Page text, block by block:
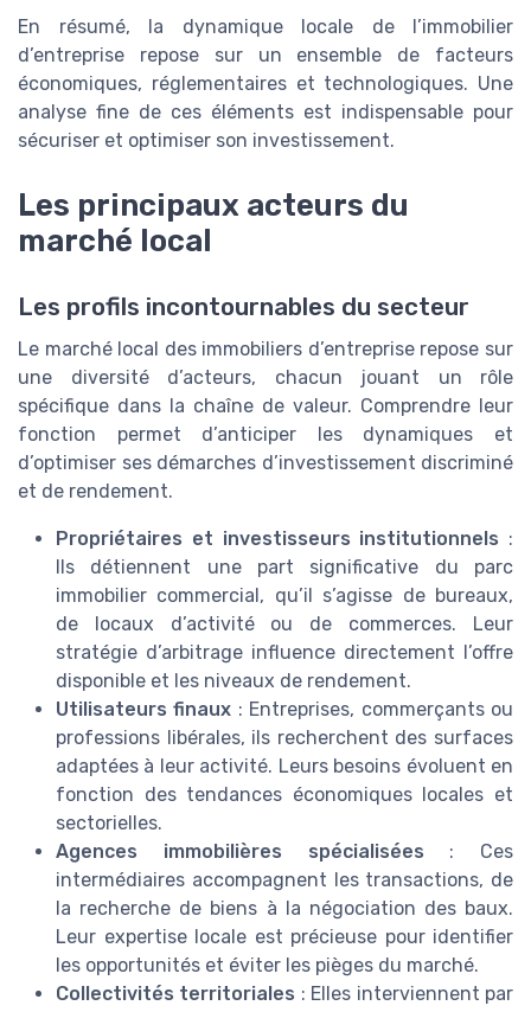
En résumé, la dynamique locale de l’immobilier
d’entreprise repose sur un ensemble de facteurs
économiques, réglementaires et technologiques. Une
analyse fine de ces éléments est indispensable pour
sécuriser et optimiser son investissement.
Les principaux acteurs du
marché local
Les profils incontournables du secteur
Le marché local des immobiliers d’entreprise repose sur
une diversité d’acteurs, chacun jouant un rôle
spécifique dans la chaîne de valeur. Comprendre leur
fonction permet d’anticiper les dynamiques et
d’optimiser ses démarches d’investissement discriminé
et de rendement.
Propriétaires et investisseurs institutionnels :
Ils détiennent une part significative du parc
immobilier commercial, qu’il s’agisse de bureaux,
de locaux d’activité ou de commerces. Leur
stratégie d’arbitrage influence directement l’offre
disponible et les niveaux de rendement.
Utilisateurs finaux : Entreprises, commerçants ou
professions libérales, ils recherchent des surfaces
adaptées à leur activité. Leurs besoins évoluent en
fonction des tendances économiques locales et
sectorielles.
Agences immobilières spécialisées : Ces
intermédiaires accompagnent les transactions, de
la recherche de biens à la négociation des baux.
Leur expertise locale est précieuse pour identifier
les opportunités et éviter les pièges du marché.
Collectivités territoriales : Elles interviennent par